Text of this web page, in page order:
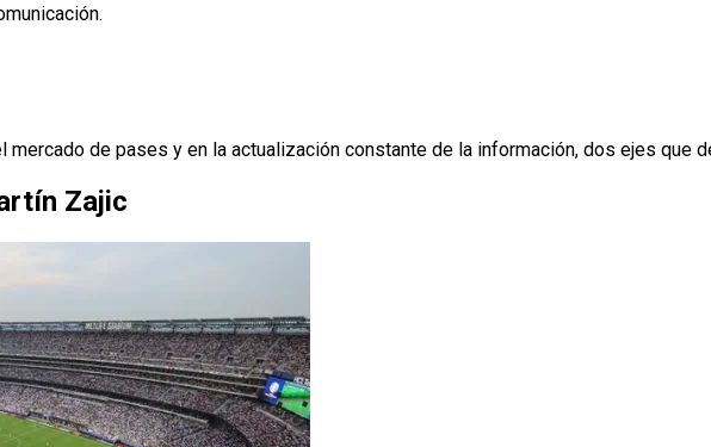
mercado de pases y en la actualización constante de la información, dos ejes que
Zajic